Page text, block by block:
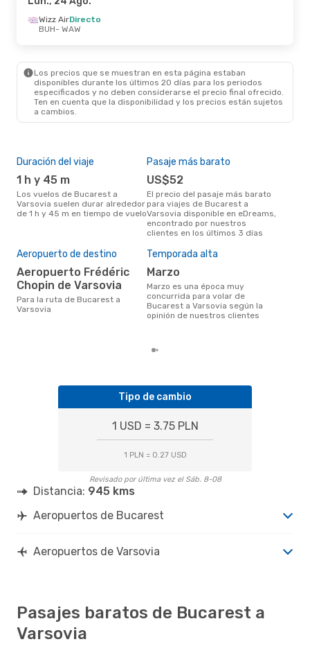
Wizz AirDirecto
BUH- WAW
Los precios que se muestran en esta página estaban
disponibles durante los últimos 20 días para los periodos
especificados y no deben considerarse el precio final ofrecido.
Ten en cuenta que la disponibilidad y los precios están sujetos
a cambios.
Duración del viaje
1 h y 45 m
Los vuelos de Bucarest a
Varsovia suelen durar alrededor
de 1 h y 45 m en tiempo de vuelo
Pasaje más barato
US$52
El precio del pasaje más barato
para viajes de Bucarest a
Varsovia disponible en eDreams,
encontrado por nuestros
clientes en los últimos 3 días
Aeropuerto de destino
Aeropuerto Frédéric
Chopin de Varsovia
Para la ruta de Bucarest a
Varsovia
Temporada alta
marzo
marzo es una época muy
concurrida para volar de
Bucarest a Varsovia según la
opinión de nuestros clientes
Tipo de cambio
1 USD = 3.75 PLN
1 PLN = 0.27 USD
Revisado por última vez el Sáb. 8-08
Distancia: 945 kms
Aeropuertos de Bucarest
Aeropuertos de Varsovia
Pasajes baratos de Bucarest a
Varsovia